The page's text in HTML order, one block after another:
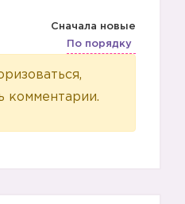
Сначала новые
По порядку
комментарии.